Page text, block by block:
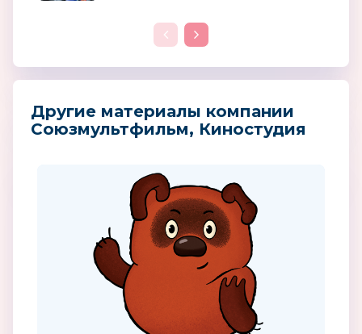
Другие материалы компании
Союзмультфильм, Киностудия